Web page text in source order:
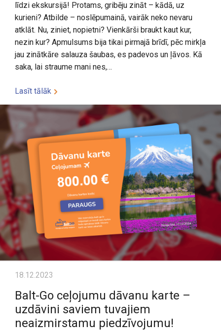
līdzi ekskursijā! Protams, gribēju zināt – kādā, uz
kurieni? Atbilde – noslēpumainā, vairāk neko nevaru
atklāt. Nu, ziniet, nopietni? Vienkārši braukt kaut kur,
nezin kur? Apmulsums bija tikai pirmajā brīdī, pēc mirkļa
jau zinātkāre salauza šaubas, es padevos un ļāvos. Kā
saka, lai straume mani nes,…
Lasīt tālāk
18.12.2023
Balt-Go ceļojumu dāvanu karte –
uzdāvini saviem tuvajiem
neaizmirstamu piedzīvojumu!